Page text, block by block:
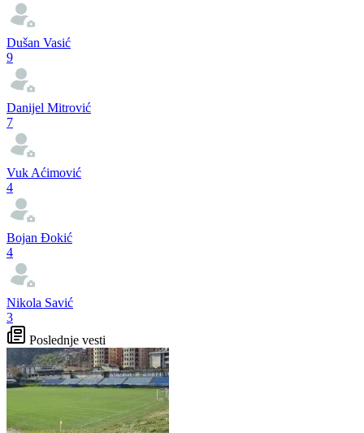
Dušan Vasić
9
Danijel Mitrović
7
Vuk Aćimović
4
Bojan Đokić
4
Nikola Savić
3
Poslednje vesti